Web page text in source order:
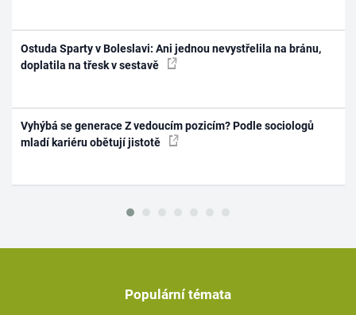
Ostuda Sparty v Boleslavi: Ani jednou nevystřelila na bránu,
doplatila na třesk v sestavě
Vyhýbá se generace Z vedoucím pozicím? Podle sociologů
mladí kariéru obětují jistotě
Populární témata